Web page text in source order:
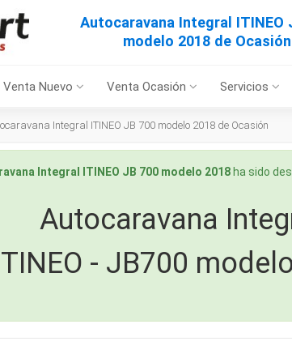
Autocaravana Integral ITINEO
modelo 2018 de Ocasión
Venta Nuevo Venta Ocasión Servicios
Integral ITINEO JB 700 modelo 2018 de Ocasión
Integral ITINEO JB 700 modelo 2018 ha sido
Autocaravana
- JB700